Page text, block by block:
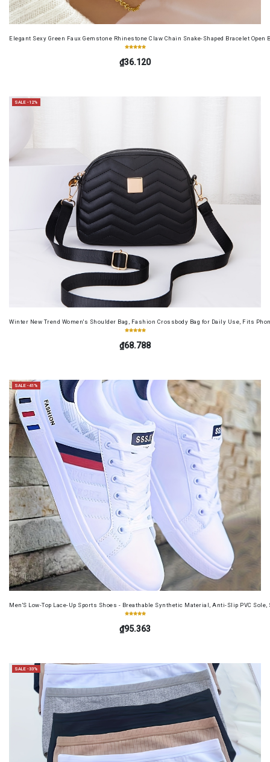
Elegant Sexy Green Faux Gemstone Rhinestone Claw Chain Snake-Shaped Bracelet Open
₫36.120
SALE -12%
Winter New Trend Women's Shoulder Bag, Fashion Crossbody Bag for Daily Use, Fits
₫68.788
SALE -41%
Men'S Low-Top Lace-Up Sports Shoes - Breathable Synthetic Material, Anti-Slip PVC
₫95.363
SALE -33%